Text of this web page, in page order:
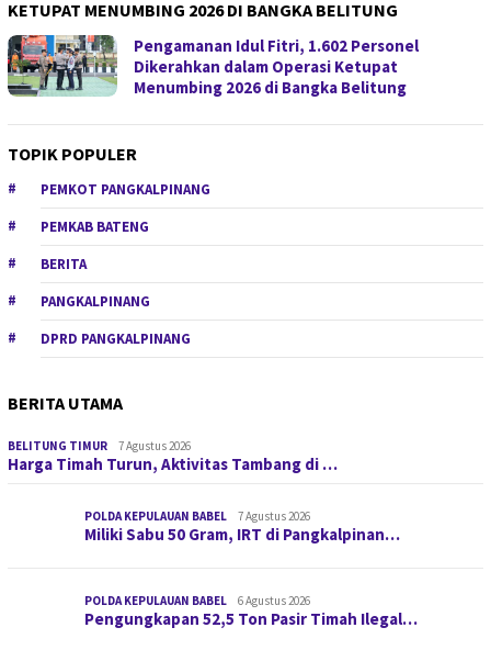
KETUPAT MENUMBING 2026 DI BANGKA BELITUNG
Pengamanan Idul Fitri, 1.602 Personel
Dikerahkan dalam Operasi Ketupat
Menumbing 2026 di Bangka Belitung
TOPIK POPULER
PEMKOT PANGKALPINANG
PEMKAB BATENG
BERITA
PANGKALPINANG
DPRD PANGKALPINANG
BERITA UTAMA
BELITUNG TIMUR 7 Agustus 2026
Harga Timah Turun, Aktivitas Tambang di …
POLDA KEPULAUAN BABEL 7 Agustus 2026
Miliki Sabu 50 Gram, IRT di Pangkalpinan…
POLDA KEPULAUAN BABEL 6 Agustus 2026
Pengungkapan 52,5 Ton Pasir Timah Ilegal…